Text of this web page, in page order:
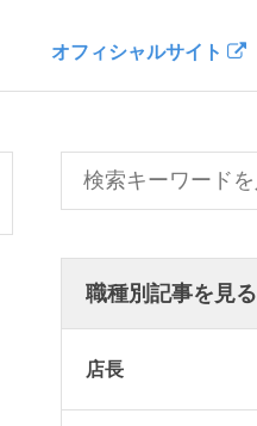
オフィシャルサイト
職種別記事を見る
店長